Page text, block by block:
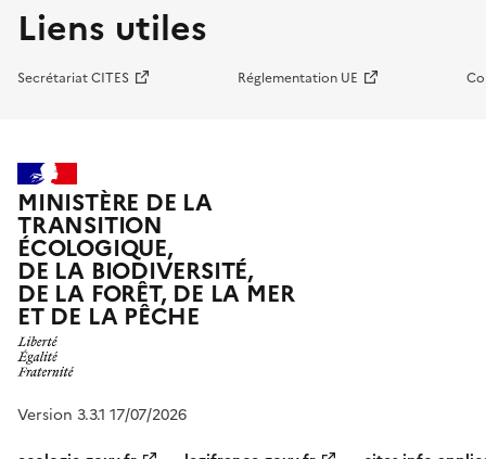
Liens utiles
Secrétariat CITES Réglementation UE
MINISTÈRE DE LA
TRANSITION
ÉCOLOGIQUE,
DE LA BIODIVERSITÉ,
DE LA FORÊT, DE LA MER
ET DE LA PÊCHE
Version 3.3.1 17/07/2026